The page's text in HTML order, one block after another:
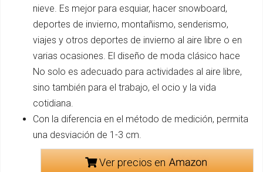
nieve. Es mejor para esquiar, hacer snowboard,
deportes de invierno, montañismo, senderismo,
viajes y otros deportes de invierno al aire libre o en
varias ocasiones. El diseño de moda clásico hace
No solo es adecuado para actividades al aire libre,
sino también para el trabajo, el ocio y la vida
cotidiana.
Con la diferencia en el método de medición, permita
una desviación de 1-3 cm.
Ver precios en